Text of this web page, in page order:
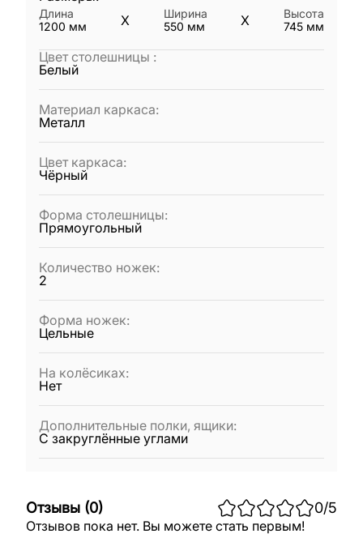
Длина
1200 мм X
Ширина
550 мм X
Высота
745 мм
Цвет столешницы :
Белый
Материал каркаса:
Металл
Цвет каркаса:
Чёрный
Форма столешницы:
Прямоугольный
Количество ножек:
2
Форма ножек:
Цельные
На колёсиках:
Нет
Дополнительные полки, ящики:
С закруглённые углами
Отзывы (0) 0/5
Отзывов пока нет. Вы можете стать первым!